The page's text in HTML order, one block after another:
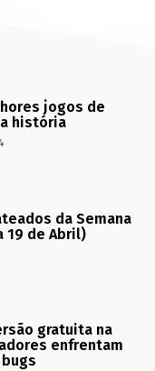
jogos de
história
da Semana
19 de Abril)
gratuita na
enfrentam